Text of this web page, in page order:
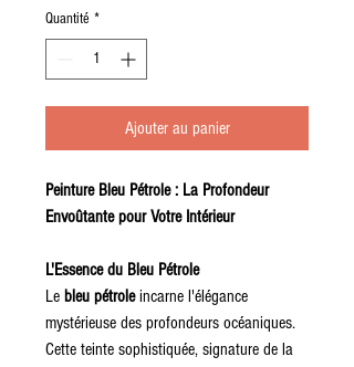
Quantité *
Ajouter au panier
Peinture Bleu Pétrole : La Profondeur
Envoûtante pour Votre Intérieur
L'Essence du Bleu Pétrole
Le bleu pétroleincarne l'élégance
mystérieuse des profondeurs océaniques.
Cette teinte sophistiquée, signature de la